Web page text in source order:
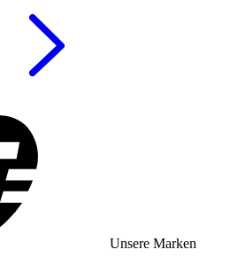
Unsere Marken